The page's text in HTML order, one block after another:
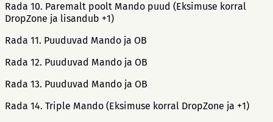
Rada 10. Paremalt poolt Mando puud (Eksimuse korral
DropZone ja lisandub +1)
Rada 11. Puuduvad Mando ja OB
Rada 12. Puuduvad Mando ja OB
Rada 13. Puuduvad Mando ja OB
Rada 14. Triple Mando (Eksimuse korral DropZone ja +1)